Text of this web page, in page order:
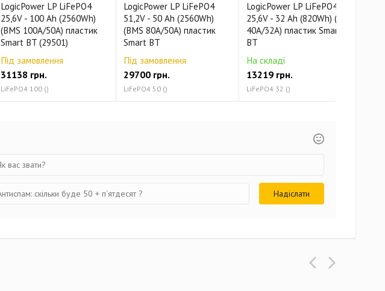
LogicPower LP LiFePO4
25,6V - 100 Ah (2560Wh)
(BMS 100A/50А) пластик
Smart BT (29501)
Під замовлення
31138 грн.
LiFePO4 100 ()
LogicPower LP LiFePO4
51,2V - 50 Ah (2560Wh)
(BMS 80A/50А) пластик
Smart BT
Під замовлення
29700 грн.
LiFePO4 50 ()
LogicPower LP LiFePO4
25,6V - 32 Ah (820Wh) (BMS
40A/32А) пластик Smart
BT
На складі
13219 грн.
LiFePO4 32 ()